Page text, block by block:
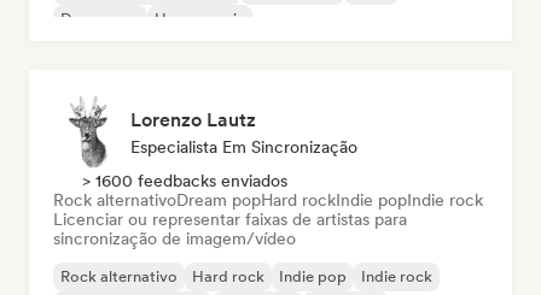
Dream pop
House music
Lorenzo Lautz
Especialista Em Sincronização
> 1600 feedbacks enviados
Rock alternativoDream popHard rockIndie popIndie rock
Licenciar ou representar faixas de artistas para
sincronização de imagem/vídeo
Rock alternativo Hard rock Indie pop
Indie rock